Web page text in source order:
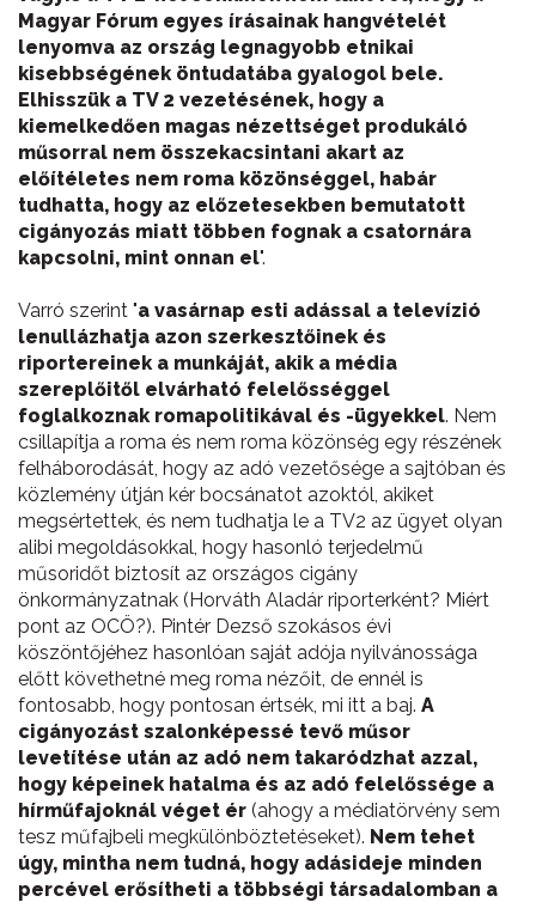
Magyar Fórum egyes írásainak hangvételét
lenyomva az ország legnagyobb etnikai
kisebbségének öntudatába gyalogol bele.
Elhisszük a TV 2 vezetésének, hogy a
kiemelkedően magas nézettséget produkáló
műsorral nem összekacsintani akart az
előítéletes nem roma közönséggel, habár
tudhatta, hogy az előzetesekben bemutatott
cigányozás miatt többen fognak a csatornára
kapcsolni, mint onnan el".
Varró szerint "a vasárnap esti adással a televízió
lenullázhatja azon szerkesztőinek és
riportereinek a munkáját, akik a média
szereplőitől elvárható felelősséggel
foglalkoznak romapolitikával és -ügyekkel. Nem
csillapítja a roma és nem roma közönség egy részének
felháborodását, hogy az adó vezetősége a sajtóban és
közlemény útján kér bocsánatot azoktól, akiket
megsértettek, és nem tudhatja le a TV2 az ügyet olyan
alibi megoldásokkal, hogy hasonló terjedelmű
műsoridőt biztosít az országos cigány
önkormányzatnak (Horváth Aladár riporterként? Miért
pont az OCÖ?). Pintér Dezső szokásos évi
köszöntőjéhez hasonlóan saját adója nyilvánossága
előtt követhetné meg roma nézőit, de ennél is
fontosabb, hogy pontosan értsék, mi itt a baj. A
cigányozást szalonképessé tevő műsor
levetítése után az adó nem takaródzhat azzal,
hogy képeinek hatalma és az adó felelőssége a
hírműfajoknál véget ér (ahogy a médiatörvény sem
tesz műfajbeli megkülönböztetéseket). Nem tehet
úgy, mintha nem tudná, hogy adásideje minden
percével erősítheti a többségi társadalomban a